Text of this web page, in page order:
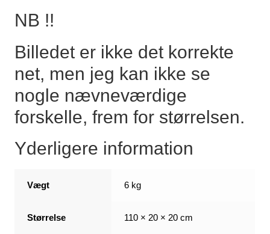
NB !!
Billedet er ikke det korrekte
net, men jeg kan ikke se
nogle nævneværdige
forskelle, frem for størrelsen.
Yderligere information
Vægt 6 kg
Størrelse 110 × 20 × 20 cm